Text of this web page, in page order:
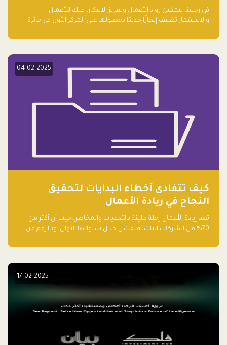
ريادة الأعمال الصاعدة لعام ٢٠٢٤
في رحلتنا لتمكين رواد الأعمال وتعزيز الابتكار، فلك للأعمال
والاستثمار تُضيف إنجازًا جديدًا بحصولها على المركز الأول في جائزة
04-02-2025
كيف تتفادى أخطاء البدايات لتحقيق
النجاح في ريادة الأعمال
تعد ريادة الأعمال رحلة مليئة بالتحديات والمخاطر، حيث أن أكثر من
70% من الشركات الناشئة تفشل خلال سنواتها الأولى. وبالرغم من
الكثيرون في بداية رحلتهم، وهي التي قد تعرقل نجاحهم. في هذا
17-02-2025